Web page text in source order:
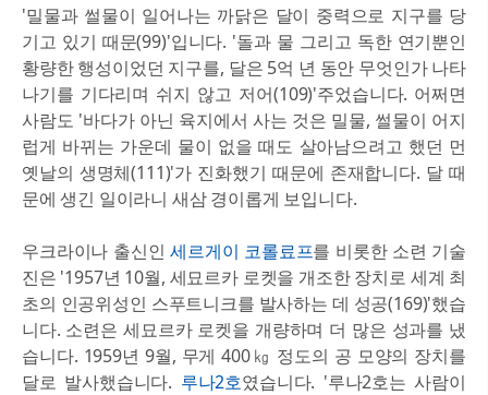
'밀물과 썰물이 일어나는 까닭은 달이 중력으로 지구를 당
기고 있기 때문(99)'입니다. '돌과 물 그리고 독한 연기뿐인
황량한 행성이었던 지구를, 달은 5억 년 동안 무엇인가 나타
나기를 기다리며 쉬지 않고 저어(109)'주었습니다. 어쩌면
사람도 '바다가 아닌 육지에서 사는 것은 밀물, 썰물이 어지
럽게 바뀌는 가운데 물이 없을 때도 살아남으려고 했던 먼
옛날의 생명체(111)'가 진화했기 때문에 존재합니다. 달 때
문에 생긴 일이라니 새삼 경이롭게 보입니다.
우크라이나 출신인 세르게이 코롤료프를 비롯한 소련 기술
진은 '1957년 10월, 세묘르카 로켓을 개조한 장치로 세계 최
초의 인공위성인 스푸트니크를 발사하는 데 성공(169)'했습
니다. 소련은 세묘르카 로켓을 개량하며 더 많은 성과를 냈
습니다. 1959년 9월, 무게 400㎏ 정도의 공 모양의 장치를
달로 발사했습니다. 루나2호였습니다. '루나2호는 사람이